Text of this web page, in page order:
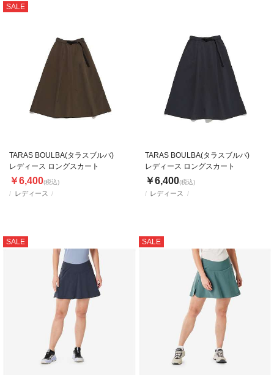
SALE
レディース
TARAS BOULBA(タラスブルバ)
レディース ロングスカート
￥6,400(税込)
レディース
TARAS BOULBA(タラスブルバ)
レディース ロングスカート
￥6,400(税込)
SALE SALE